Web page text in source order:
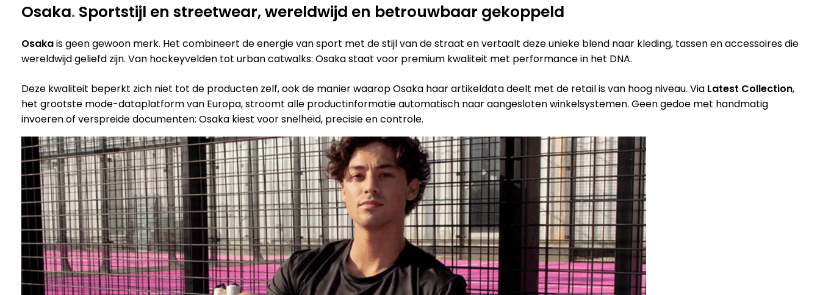
Osaka. Sportstijl en streetwear, wereldwijd en betrouwbaar gekoppeld
Osakais geen gewoon merk. Het combineert de energie van sport met de stijl van de straat en vertaalt deze unieke blend naar kleding, tassen en accessoires die
wereldwijd geliefd zijn. Van hockeyvelden tot urban catwalks: Osaka staat voor premium kwaliteit met performance in het DNA.
Deze kwaliteit beperkt zich niet tot de producten zelf, ook de manier waarop Osaka haar artikeldata deelt met de retail is van hoog niveau. Via Latest Collection,
het grootste mode-dataplatform van Europa, stroomt alle productinformatie automatisch naar aangesloten winkelsystemen. Geen gedoe met handmatig
invoeren of verspreide documenten: Osaka kiest voor snelheid, precisie en controle.